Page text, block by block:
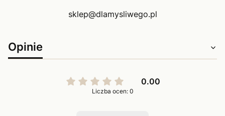
sklep@dlamysliwego.pl
Opinie
0.00
Liczba ocen: 0